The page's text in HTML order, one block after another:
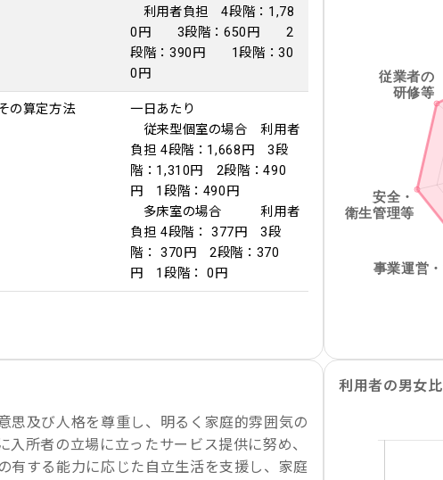
利用者負担 4段階：1,78
0円 3段階：650円 2
段階：390円 1段階：30
0円
の算定方法
一日あたり
従来型個室の場合 利用者
負担 4段階：1,668円 3段
階：1,310円 2段階：490
円 1段階：490円
多床室の場合 利用者
負担 4段階： 377円 3段
階： 370円 2段階：370
円 1段階： 0円
思及び人格を尊重し、明るく家庭的雰囲気の
入所者の立場に立ったサービス提供に努め、
有する能力に応じた自立生活を支援し、家庭
利用者の男女比